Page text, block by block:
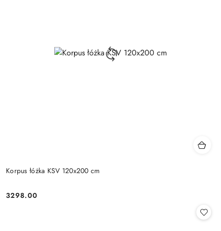
Korpus łóżka KSV 120x200 cm
Cena:
3298.00